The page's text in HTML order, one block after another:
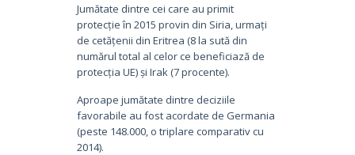
Jumătate dintre cei care au primit
protecție în 2015 provin din Siria, urmați
de cetățenii din Eritrea (8 la sută din
numărul total al celor ce beneficiază de
protecția UE) și Irak (7 procente).
Aproape jumătate dintre deciziile
favorabile au fost acordate de Germania
(peste 148.000, o triplare comparativ cu
2014).